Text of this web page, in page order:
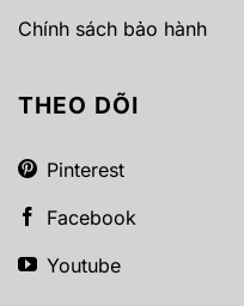
Chính sách bảo hành
THEO DÕI
Pinterest
Facebook
Youtube